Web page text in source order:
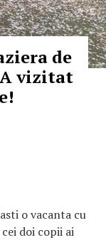
de
vizitat
o vacanta cu
doi copii ai